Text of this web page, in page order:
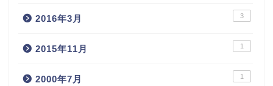
2016年3月 3
2015年11月 1
2000年7月 1